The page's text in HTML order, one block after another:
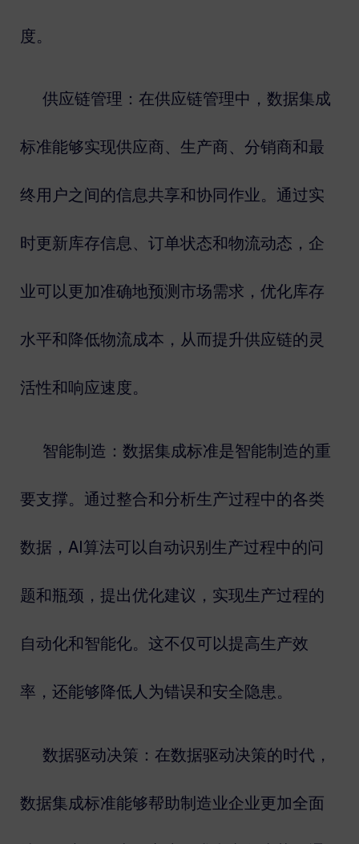
度。
供应链管理：在供应链管理中，数据集成
标准能够实现供应商、生产商、分销商和最
终用户之间的信息共享和协同作业。通过实
时更新库存信息、订单状态和物流动态，企
业可以更加准确地预测市场需求，优化库存
水平和降低物流成本，从而提升供应链的灵
活性和响应速度。
智能制造：数据集成标准是智能制造的重
要支撑。通过整合和分析生产过程中的各类
数据， AI算法可以自动识别生产过程中的问
题和瓶颈，提出优化建议，实现生产过程的
自动化和智能化。这不仅可以提高生产效
率，还能够降低人为错误和安全隐患。
数据驱动决策：在数据驱动决策的时代，
数据集成标准能够帮助制造业企业更加全面